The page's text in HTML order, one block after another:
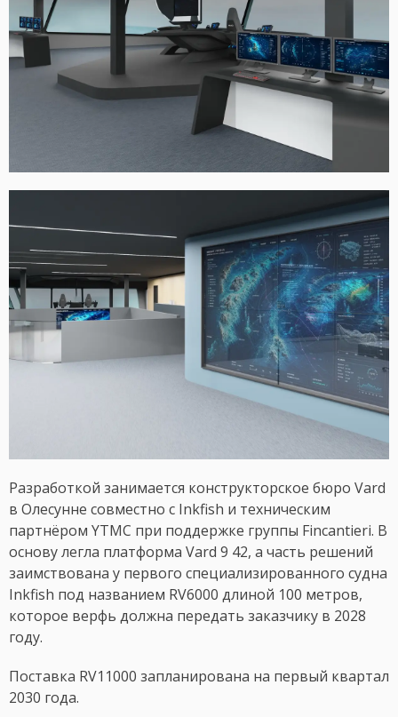
Разработкой занимается конструкторское бюро Vard
в Олесунне совместно с Inkfish и техническим
партнёром YTMC при поддержке группы Fincantieri. В
основу легла платформа Vard 9 42, а часть решений
заимствована у первого специализированного судна
Inkfish под названием RV6000 длиной 100 метров,
которое верфь должна передать заказчику в 2028
году.
Поставка RV11000 запланирована на первый квартал
2030 года.